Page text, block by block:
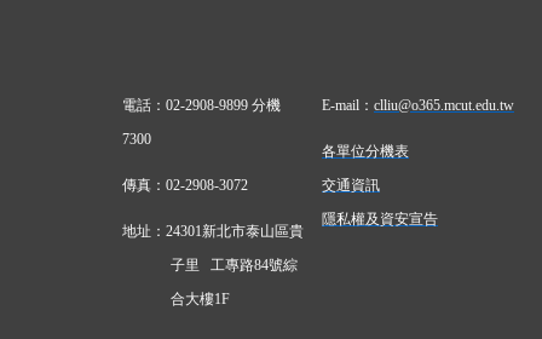
電話：02-2908-9899 分機
7300
傳真：02-2908-3072
地址：24301新北市泰山區貴
子里 工專路84號綜
合大樓1F
E-mail ： clliu@o365.mcut.edu.tw
各單位分機表
交通資訊
隱私權及資安宣告